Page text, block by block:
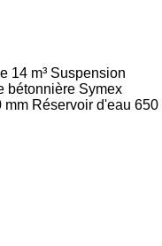
14 m³ Suspension
bétonnière Symex
mm Réservoir d'eau 650